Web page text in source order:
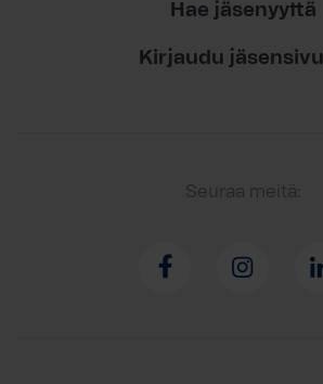
Hae jäsenyyttä
Kirjaudu
Seuraa meitä: